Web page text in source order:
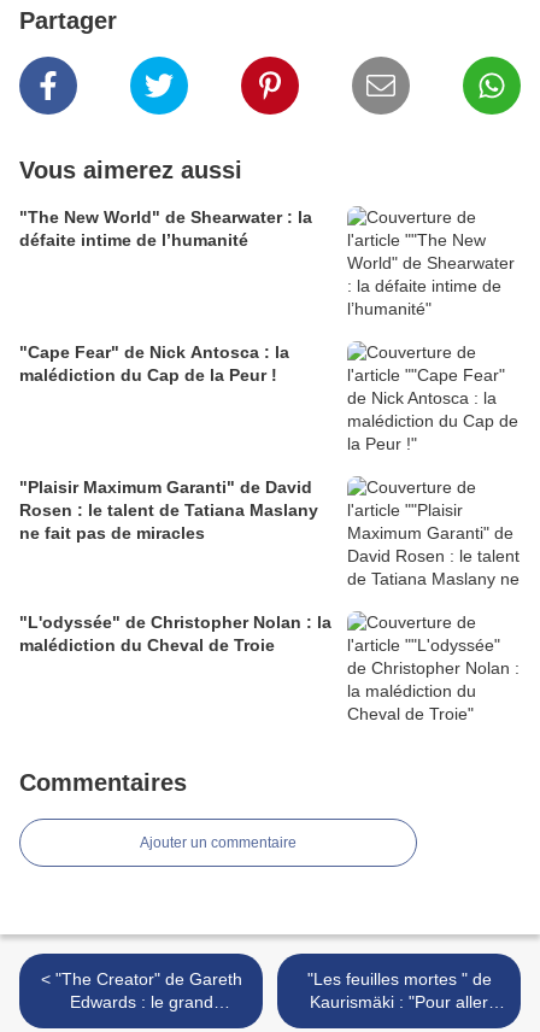
Partager
Vous aimerez aussi
"The New World" de Shearwater : la
défaite intime de l’humanité
"Cape Fear" de Nick Antosca : la
malédiction du Cap de la Peur !
"Plaisir Maximum Garanti" de David
Rosen : le talent de Tatiana Maslany
ne fait pas de miracles
"L'odyssée" de Christopher Nolan : la
malédiction du Cheval de Troie
Commentaires
Ajouter un commentaire
< "The Creator" de Gareth
Edwards : le grand
remplacement ?
"Les feuilles mortes " de
Kaurismäki : "Pour aller
jusqu'à toi, quel drôle de